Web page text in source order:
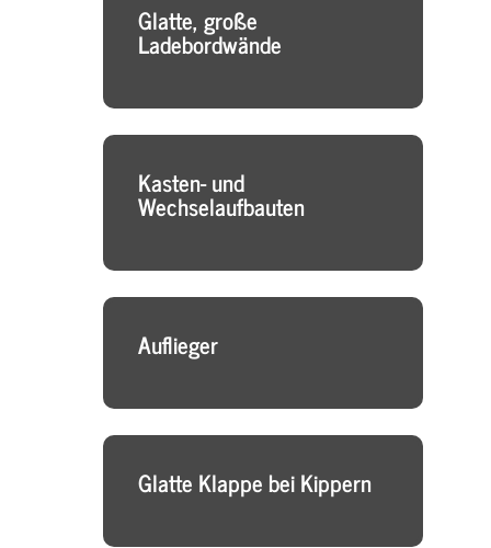
Glatte, große
Ladebordwände
Kasten- und
Wechselaufbauten
Auflieger
Glatte Klappe bei Kippern